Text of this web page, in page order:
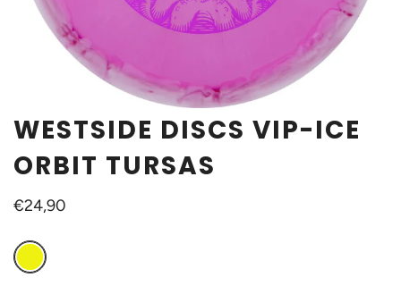
WESTSIDE DISCS VIP-ICE
ORBIT TURSAS
€24,90